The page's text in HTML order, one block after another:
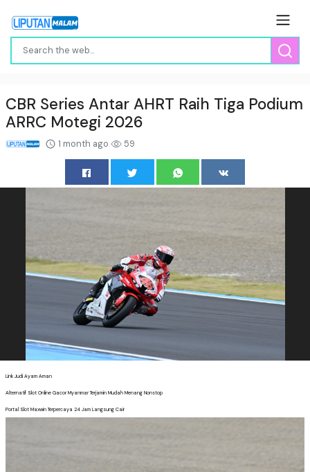
CBR Series Antar AHRT Raih Tiga Podium
ARRC Motegi 2026
1 month ago 59
Link Judi Ayam Aman
Alternatif Slot Online Gacor Myanmar Terjamin Mudah Menang Nonstop
Portal Slot Maxwin Terpercaya 24 Jam Langsung Cair